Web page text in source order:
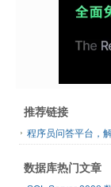
推荐链接
程序员问答平台，
数据库热门文章